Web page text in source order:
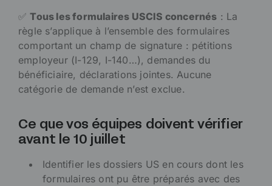
✅Tous les formulaires USCIS concernés : La
règle s’applique à l’ensemble des formulaires
comportant un champ de signature : pétitions
employeur (I-129, I-140…), demandes du
bénéficiaire, déclarations jointes. Aucune
catégorie de demande n’est exclue.
Ce que vos équipes doivent vérifier
avant le 10 juillet
Identifier les dossiers US en cours dont les
formulaires ont pu être préparés avec des